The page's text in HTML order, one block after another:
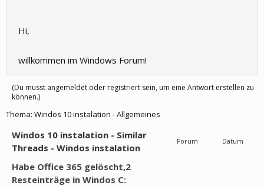
Hi,
willkommen im Windows Forum!
(Du musst angemeldet oder registriert sein, um eine Antwort erstellen zu
können.)
Thema: Windos 10 instalation - Allgemeines
Windos 10 instalation - Similar
Threads - Windos instalation
Forum Datum
Habe Office 365 gelöscht,2
Resteinträge in Windos C: